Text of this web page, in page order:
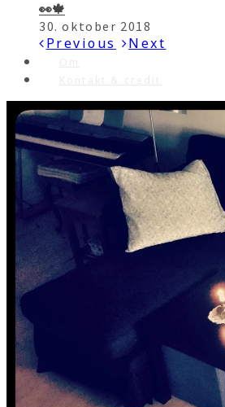
👀🍁
30. oktober 2018
Previous Next